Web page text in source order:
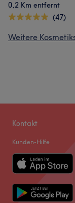
0,2 Km entfernt
(47)
Weitere
Kontakt
Kunden-Hilfe